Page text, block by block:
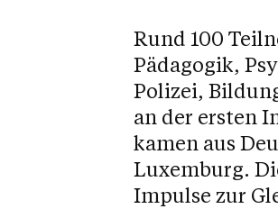
Rund 100
Pädagogik,
Polizei,
an der ersten
kamen aus
Luxemburg.
Impulse zur